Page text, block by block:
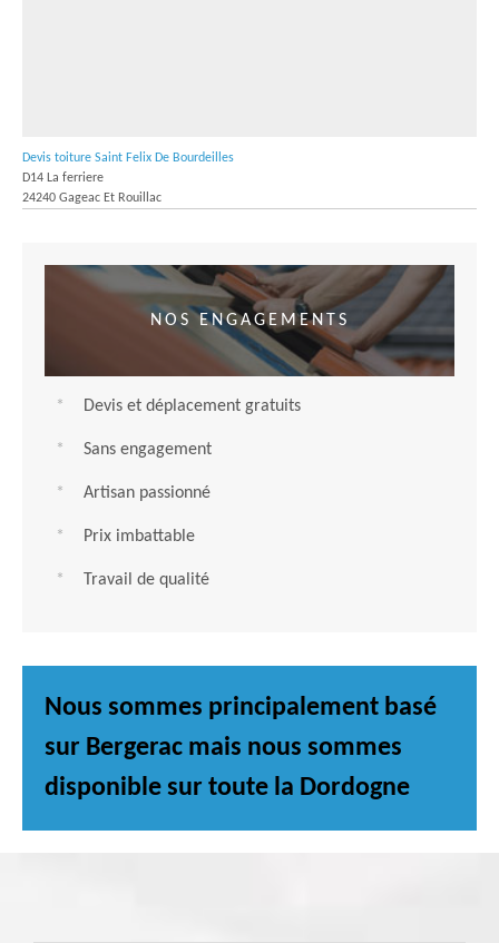
Devis toiture Saint Felix De Bourdeilles
D14 La ferriere
24240 Gageac Et Rouillac
NOS ENGAGEMENTS
Devis et déplacement gratuits
Sans engagement
Artisan passionné
Prix imbattable
Travail de qualité
Nous sommes principalement basé
sur Bergerac mais nous sommes
disponible sur toute la Dordogne